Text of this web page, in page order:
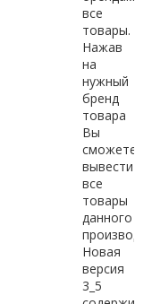
все
товары.
Нажав
на
нужный
бренд
товара
Вы
сможете
вывести
все
товары
данного
Новая
версия
3_5